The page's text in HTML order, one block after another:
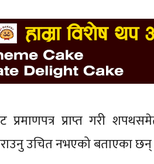
प्राप्त गरी
उचित नभएको बताएका छन्